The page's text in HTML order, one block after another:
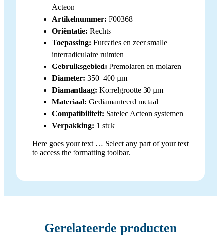
Acteon
Artikelnummer: F00368
Oriëntatie: Rechts
Toepassing: Furcaties en zeer smalle
interradiculaire ruimten
Gebruiksgebied: Premolaren en molaren
Diameter: 350–400 µm
Diamantlaag: Korrelgrootte 30 µm
Materiaal: Gediamanteerd metaal
Compatibiliteit: Satelec Acteon systemen
Verpakking: 1 stuk
Here goes your text … Select any part of your text
to access the formatting toolbar.
Gerelateerde producten